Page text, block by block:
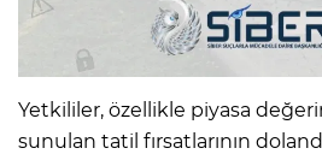
Yetkililer, özellikle piyasa
sunulan tatil fırsatlarının